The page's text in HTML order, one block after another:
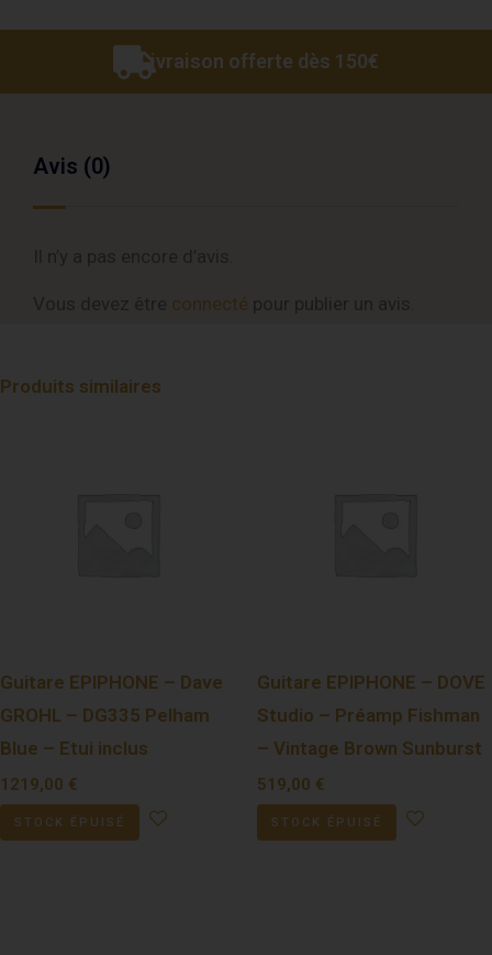
Livraison offerte dès 150€
Avis (0)
connecté
Produits similaires
Guitare EPIPHONE – Dave
GROHL – DG335 Pelham
Blue – Etui inclus
1219,00 €
STOCK ÉPUISÉ
Guitare EPIPHONE – DOVE
Studio – Préamp Fishman
– Vintage Brown Sunburst
519,00 €
STOCK ÉPUISÉ